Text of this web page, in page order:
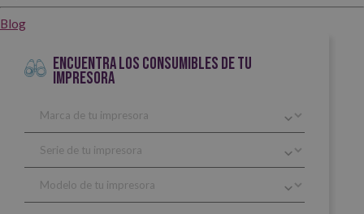
Blog
ENCUENTRA LOS CONSUMIBLES DE TU
IMPRESORA